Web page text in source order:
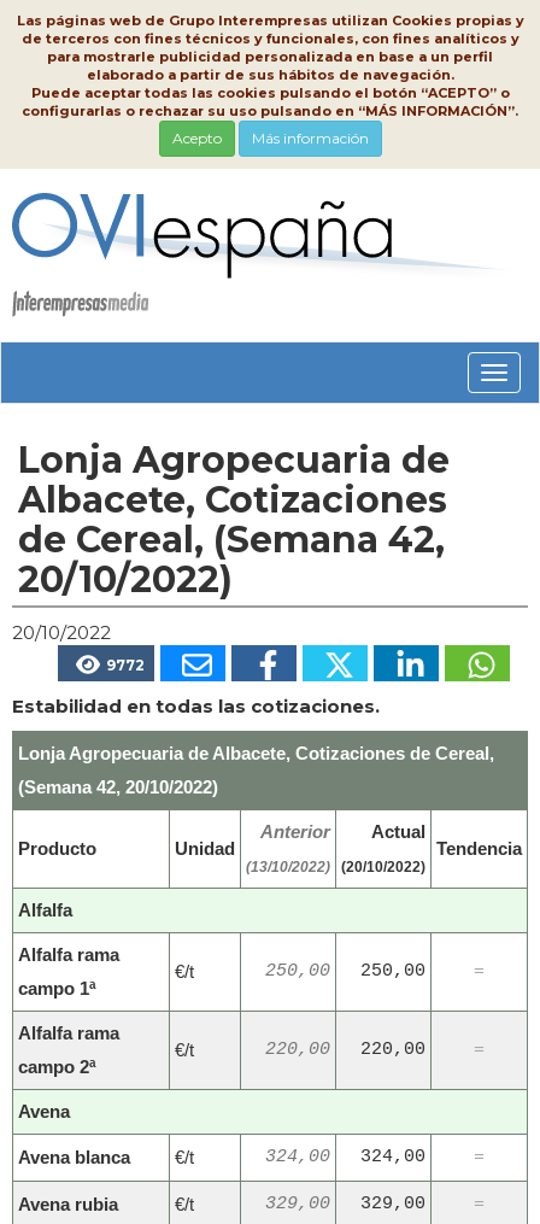
Las páginas web de Grupo Interempresas utilizan Cookies propias y
de terceros con fines técnicos y funcionales, con fines analíticos y
para mostrarle publicidad personalizada en base a un perfil
elaborado a partir de sus hábitos de navegación.
Puede aceptar todas las cookies pulsando el botón “ACEPTO” o
configurarlas o rechazar su uso pulsando en “MÁS INFORMACIÓN”.
Acepto Más información
Lonja Agropecuaria de
Albacete, Cotizaciones
de Cereal, (Semana 42,
20/10/2022)
20/10/2022
9772
Estabilidad en todas las cotizaciones.
Lonja Agropecuaria de Albacete, Cotizaciones de Cereal,
(Semana 42, 20/10/2022)
Producto Unidad
Anterior
(13/10/2022)
Actual
(20/10/2022)
Tendencia
Alfalfa
Alfalfa rama
campo 1ª
€/t 250,00 250,00 =
Alfalfa rama
campo 2ª
€/t 220,00 220,00 =
Avena
Avena blanca €/t 324,00 324,00 =
Avena rubia €/t 329,00 329,00 =